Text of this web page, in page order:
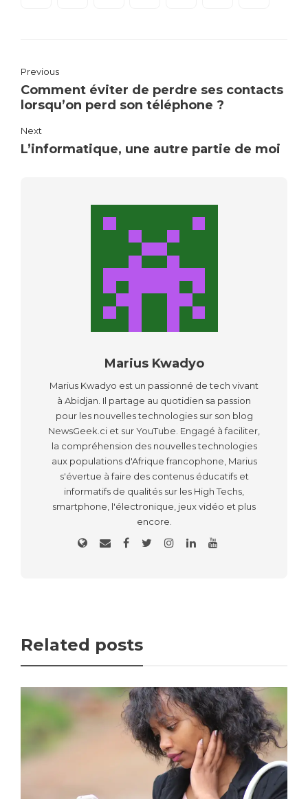
Previous
Comment éviter de perdre ses contacts
lorsqu’on perd son téléphone ?
Next
L’informatique, une autre partie de moi
Marius Kwadyo
Marius Kwadyo est un passionné de tech vivant
à Abidjan. Il partage au quotidien sa passion
pour les nouvelles technologies sur son blog
NewsGeek.ci et sur YouTube. Engagé à faciliter,
la compréhension des nouvelles technologies
aux populations d'Afrique francophone, Marius
s'évertue à faire des contenus éducatifs et
informatifs de qualités sur les High Techs,
smartphone, l'électronique, jeux vidéo et plus
encore.
Related posts